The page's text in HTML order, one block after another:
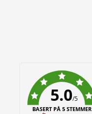
5.0/5
BASERT PÅ 5 STEMMER